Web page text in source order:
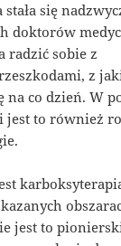
się
doktorów
radzić sobie z
z
na co dzień. W
jest to również
jest to